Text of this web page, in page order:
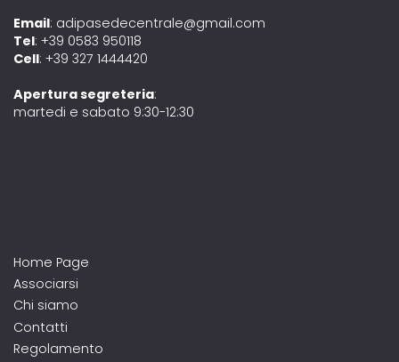
Email: adipasedecentrale@gmail.com
Tel: +39 0583 950118
Cell: +39 327 1444420
Apertura segreteria:
martedi e sabato 9:30-12:30
Home Page
Associarsi
Chi siamo
Contatti
Regolamento